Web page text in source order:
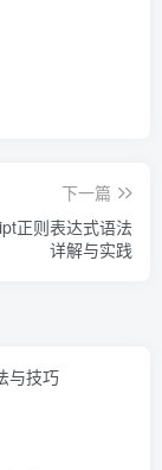
下一篇
正则表达式语法
详解与实践
与技巧